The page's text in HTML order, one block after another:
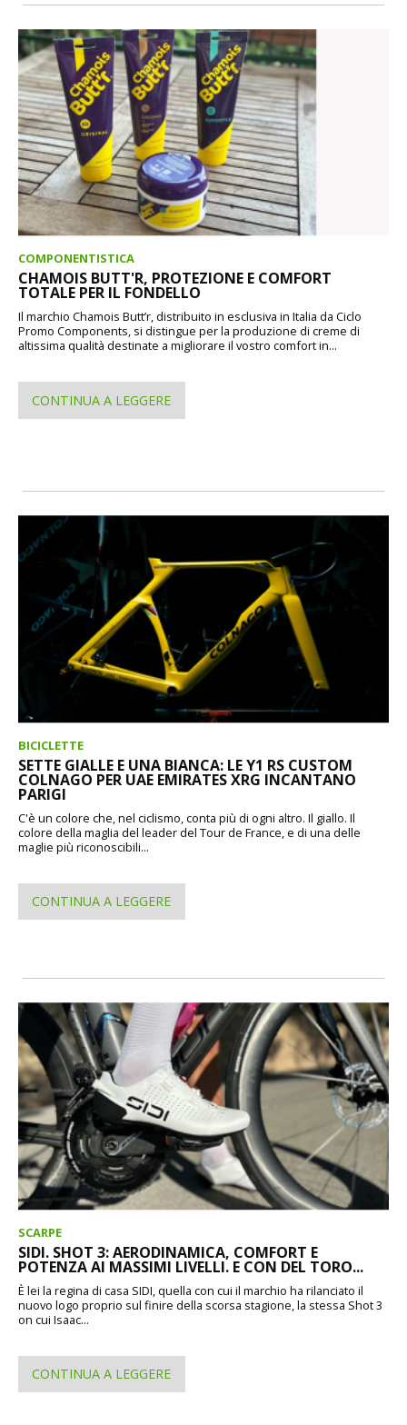
COMPONENTISTICA
CHAMOIS BUTT'R, PROTEZIONE E COMFORT
TOTALE PER IL FONDELLO
Il marchio Chamois Butt’r, distribuito in esclusiva in Italia da Ciclo
Promo Components, si distingue per la produzione di creme di
altissima qualità destinate a migliorare il vostro comfort in...
CONTINUA A LEGGERE
BICICLETTE
SETTE GIALLE E UNA BIANCA: LE Y1 RS CUSTOM
COLNAGO PER UAE EMIRATES XRG INCANTANO
PARIGI
C'è un colore che, nel ciclismo, conta più di ogni altro. Il giallo. Il
colore della maglia del leader del Tour de France, e di una delle
maglie più riconoscibili...
CONTINUA A LEGGERE
SCARPE
SIDI. SHOT 3: AERODINAMICA, COMFORT E
POTENZA AI MASSIMI LIVELLI. E CON DEL TORO...
È lei la regina di casa SIDI, quella con cui il marchio ha rilanciato il
nuovo logo proprio sul finire della scorsa stagione, la stessa Shot 3
on cui Isaac...
CONTINUA A LEGGERE